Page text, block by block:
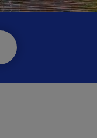
hyperlien s'ouvrira